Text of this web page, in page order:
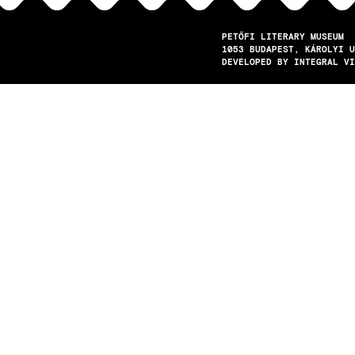
PETŐFI LITERARY MUSEUM
1053
BUDAPEST
KÁROLYI
DEVELOPED BY INTEGRAL